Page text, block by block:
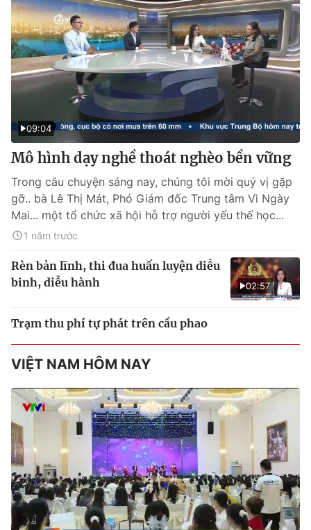
09:04
Mô hình dạy nghề thoát nghèo bền vững
Trong câu chuyện sáng nay, chúng tôi mời quý vị gặp
gỡ.. bà Lê Thị Mát, Phó Giám đốc Trung tâm Vì Ngày
Mai... một tổ chức xã hội hỗ trợ người yếu thế học...
1 năm trước
02:57
Rèn bản lĩnh, thi đua huấn luyện diễu
binh, diễu hành
Trạm thu phí tự phát trên cầu phao
VIỆT NAM HÔM NAY